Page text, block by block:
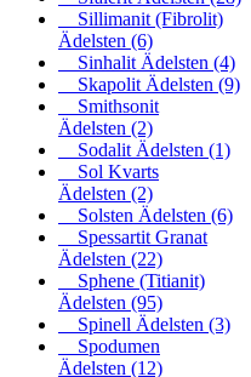
Sillimanit (Fibrolit)
Ädelsten (6)
Sinhalit Ädelsten (4)
Skapolit Ädelsten (9)
Smithsonit
Ädelsten (2)
Sodalit Ädelsten (1)
Sol Kvarts
Ädelsten (2)
Solsten Ädelsten (6)
Spessartit Granat
Ädelsten (22)
Sphene (Titianit)
Ädelsten (95)
Spinell Ädelsten (3)
Spodumen
Ädelsten (12)